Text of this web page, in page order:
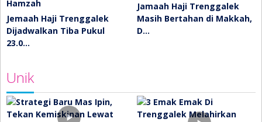
Jemaah Haji Trenggalek
Dijadwalkan Tiba Pukul
23.0…
Jamaah Haji Trenggalek
Masih Bertahan di Makkah,
D…
Unik